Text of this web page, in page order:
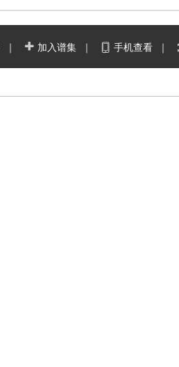
｜ 加入谱集 ｜ 手机查看 ｜